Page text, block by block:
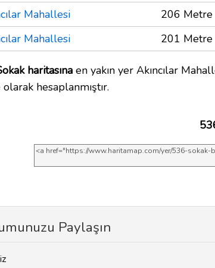
Mahallesi
206 Metre
Mahallesi
201 Metre
haritasına en yakın yer Akıncılar
hesaplanmıştır.
Paylaşın